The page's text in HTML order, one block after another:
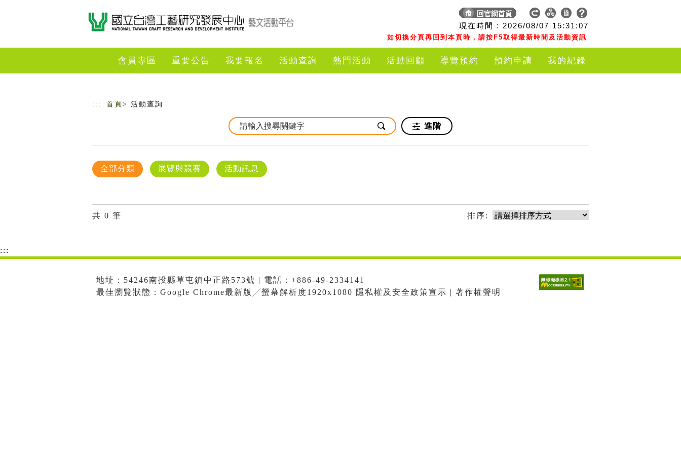
現在時間 : 2026/08/07 15:31:07
如切換分頁再回到本頁時，請按F5取得最新時間及活動資訊
會員專區 重要公告 我要報名 活動查詢 熱門活動 活動回顧 導覽預約 預約申請 我的紀錄
::: 首頁 > 活動查詢
進階
全部分類 展覽與競賽 活動訊息
共 0 筆 排序:
:::
地址：54246南投縣草屯鎮中正路573號 | 電話：+886-49-2334141
最佳瀏覽狀態：Google Chrome最新版╱螢幕解析度1920x1080 隱私權及安全政策宣示 | 著作權聲明